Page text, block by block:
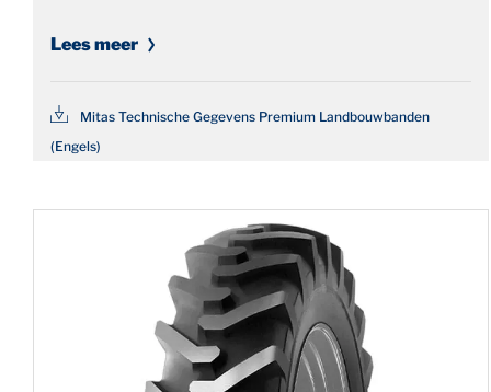
Lees meer
Mitas Technische Gegevens Premium Landbouwbanden
(Engels)